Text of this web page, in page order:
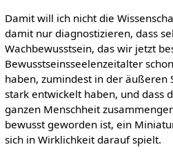
Damit will ich nicht die
damit nur diagnostizieren, dass
Wachbewusstsein, das wir jetzt
Bewusstseinsseelenzeitalter
haben, zumindest in der äußeren
stark entwickelt haben, und dass
ganzen Menschheit
bewusst geworden ist, ein
sich in Wirklichkeit darauf spielt.